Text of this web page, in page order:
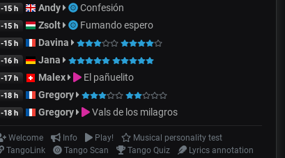
-15 h Andy Confesión
-15 h Zsolt Fumando espero
-15 h Davina
-16 h Jana
-17 h Malex El pañuelito
-18 h Gregory
-18 h Gregory Vals de los milagros
Welcome Info Play!
Musical personality test
TangoLink
Tango Scan Tango Quiz Lyrics annotation